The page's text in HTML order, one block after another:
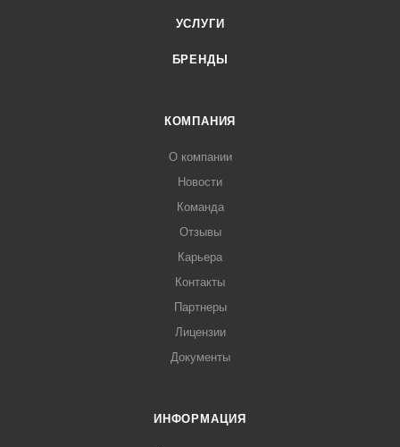
УСЛУГИ
БРЕНДЫ
КОМПАНИЯ
О компании
Новости
Команда
Отзывы
Карьера
Контакты
Партнеры
Лицензии
Документы
ИНФОРМАЦИЯ